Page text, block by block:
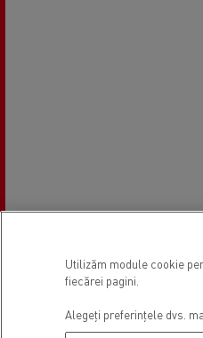
Utilizăm module cookie
fiecărei pagini.
Alegeți preferințele dvs.